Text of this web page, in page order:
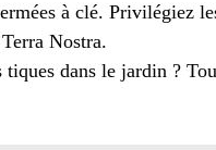
à clé. Privilégiez
Nostra.
tiques dans le jardin ?